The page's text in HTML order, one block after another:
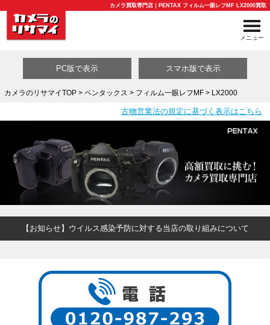
カメラ買取専門店｜PENTAX フィルム一眼レフMF LX2000買取
メニュー
買取カテゴリ一覧
PC版で表示 スマホ版で表示
カメラのリサマイTOP> ペンタックス > フィルム一眼レフMF> LX2000
古物営業法の規定に基づく表示はこちら
【お知らせ】ウイルス感染予防に対する当店の取り組みについて